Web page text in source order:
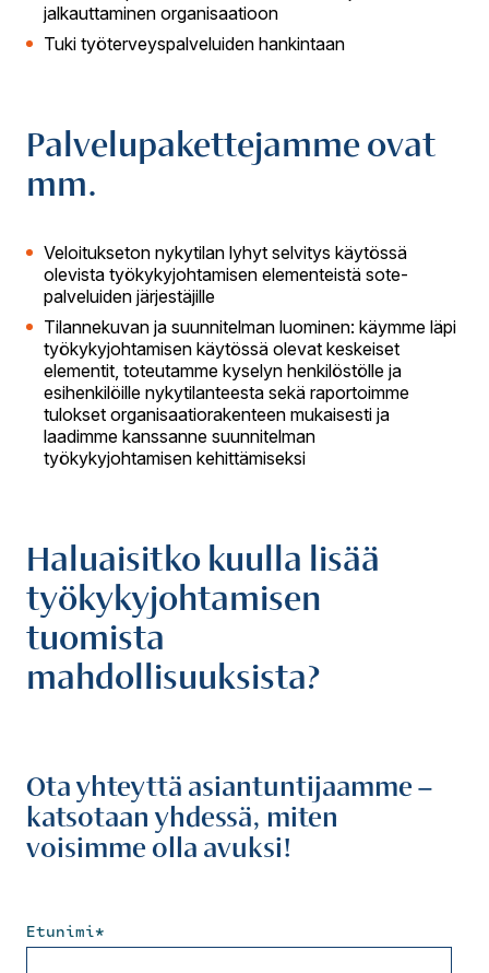
jalkauttaminen organisaatioon
Tuki työterveyspalveluiden hankintaan
Palvelupakettejamme ovat
mm.
Veloitukseton nykytilan lyhyt selvitys käytössä
olevista työkykyjohtamisen elementeistä sote-
palveluiden järjestäjille
Tilannekuvan ja suunnitelman luominen: käymme läpi
työkykyjohtamisen käytössä olevat keskeiset
elementit, toteutamme kyselyn henkilöstölle ja
esihenkilöille nykytilanteesta sekä raportoimme
tulokset organisaatiorakenteen mukaisesti ja
laadimme kanssanne suunnitelman
työkykyjohtamisen kehittämiseksi
Haluaisitko kuulla lisää
työkykyjohtamisen
tuomista
mahdollisuuksista?
Ota yhteyttä asiantuntijaamme –
katsotaan yhdessä, miten
voisimme olla avuksi!
Etunimi*